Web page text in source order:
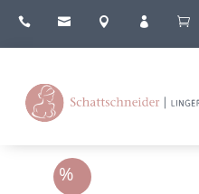
    
Angebot!